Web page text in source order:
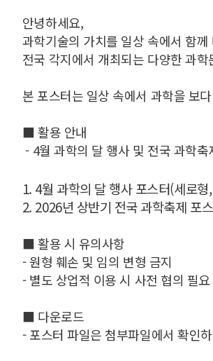
안녕하세요,
과학기술의 가치를 일상 속에서 함
전국 각지에서 개최되는 다양한 과
본 포스터는 일상 속에서 과학을 보
■ 활용 안내
- 4월 과학의 달 행사 및 전국 과학
1. 4월 과학의 달 행사 포스터(세로형
2. 2026년 상반기 전국 과학축제 포
■ 활용 시 유의사항
- 원형 훼손 및 임의 변형 금지
- 별도 상업적 이용 시 사전 협의 필요
■ 다운로드
- 포스터 파일은 첨부파일에서 확인